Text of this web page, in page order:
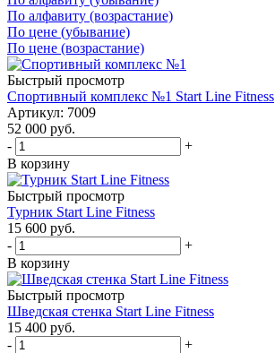
По алфавиту (возрастание)
По цене (убывание)
По цене (возрастание)
Быстрый просмотр
Спортивный комплекс №1 Start Line Fitness
Артикул: 7009
52 000 руб.
-
+
В корзину
Быстрый просмотр
Турник Start Line Fitness
15 600 руб.
-
+
В корзину
Быстрый просмотр
Шведская стенка Start Line Fitness
15 400 руб.
-
+